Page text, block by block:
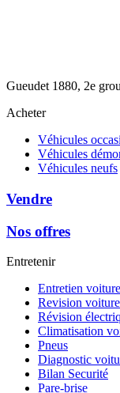
Gueudet 1880, 2e
Acheter
Véhicules
Véhicules
Véhicules neufs
Vendre
Nos offres
Entretenir
Entretien voiture
Revision voiture
Révision
Climatisation
Pneus
Diagnostic
Bilan Securité
Pare-brise